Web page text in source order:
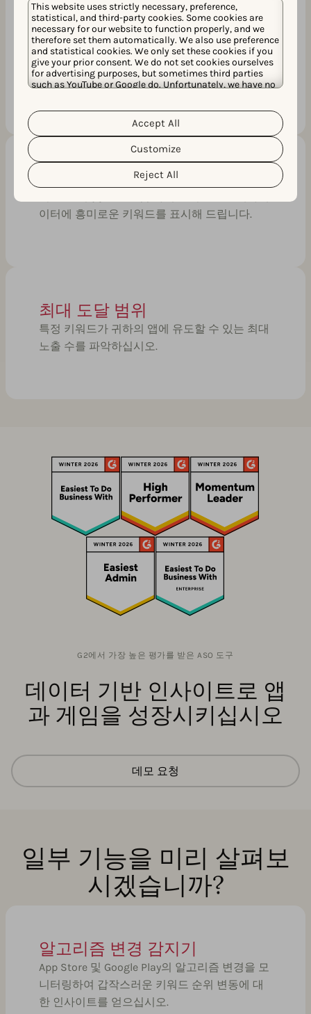
This website uses strictly necessary, preference,
statistical, and third-party cookies. Some cookies are
necessary for our website to function properly, and we
therefore set them automatically. We also use preference
and statistical cookies. We only set these cookies if you
give your prior consent. We do not set cookies ourselves
for advertising purposes, but sometimes third parties
such as YouTube or Google do. Unfortunately, we have no
personal data and the different cookies we use, please
read our
Cookie Policy&Privacy Policy
customize your cookie settings and preferences by
clicking the “Customize” button.
Reject All
Customize
Accept All
관련성 점수 (AI)
Atlas AI를 기반으로 하는 이 고유한 KPI는 앱 스
토어 맥락에서 각 키워드가 귀하의 앱과 얼마나
관련성이 있는지를 나타냅니다.
추천 지표 (AI)
이터에 흥미로운 키워드를 표시해 드립니다.
최대 도달 범위
특정 키워드가 귀하의 앱에 유도할 수 있는 최대
노출 수를 파악하십시오.
G2에서 가장 높은 평가를 받은 ASO 도구
데이터 기반 인사이트로 앱
과 게임을 성장시키십시오
데모 요청
일부 기능을 미리 살펴보
시겠습니까?
알고리즘 변경 감지기
App Store 및 Google Play의 알고리즘 변경을 모
니터링하여 갑작스러운 키워드 순위 변동에 대
한 인사이트를 얻으십시오.